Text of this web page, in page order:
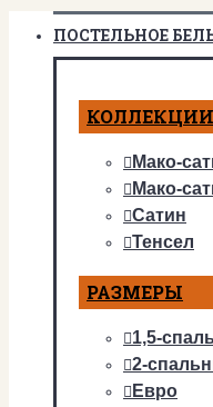
ПОСТЕЛЬНОЕ
КОЛЛЕКЦИИ
Мако-
Мако-
Сатин
Тенсел
РАЗМЕРЫ
1,5-
2-
Евро